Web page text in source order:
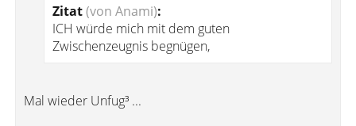
Zitat(von Anami):
ICH würde mich mit dem guten
Zwischenzeugnis begnügen,
Mal wieder Unfug³ ...